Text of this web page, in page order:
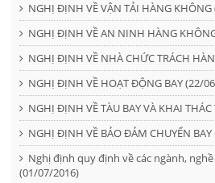
NGHỊ ĐỊNH VỀ VẬN TẢI HÀNG
NGHỊ ĐỊNH VỀ AN NINH HÀNG
NGHỊ ĐỊNH VỀ NHÀ CHỨC TRÁCH
NGHỊ ĐỊNH VỀ HOẠT ĐỘNG BAY (22/
NGHỊ ĐỊNH VỀ TÀU BAY VÀ KHAI
NGHỊ ĐỊNH VỀ BẢO ĐẢM CHUYỂN
Nghị định quy định về các ngành,
(01/07/2016)